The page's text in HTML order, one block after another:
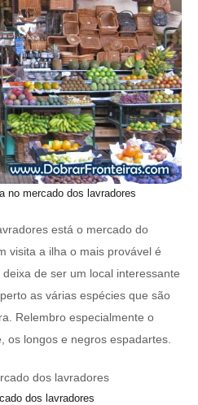
no mercado dos lavradores
está o mercado do
visita a ilha o mais provável é
de ser um local interessante
as várias espécies que são
Relembro especialmente o
os longos e negros espadartes.
dos lavradores